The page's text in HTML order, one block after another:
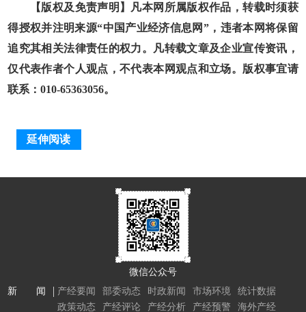
【版权及免责声明】凡本网所属版权作品，转载时须获
得授权并注明来源“中国产业经济信息网”，违者本网将保留
追究其相关法律责任的权力。凡转载文章及企业宣传资讯，
仅代表作者个人观点，不代表本网观点和立场。版权事宜请
联系：010-65363056。
延伸阅读
微信公众号
新 闻
产经要闻 部委动态 时政新闻 市场环境
统计数据
政策动态
产经评论 产经分析 产经预警 海外产经